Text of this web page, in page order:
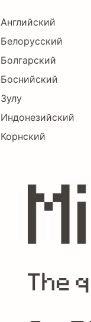
Английский
Белорусский
Болгарский
Боснийский
Зулу
Индонезийский
Корнский